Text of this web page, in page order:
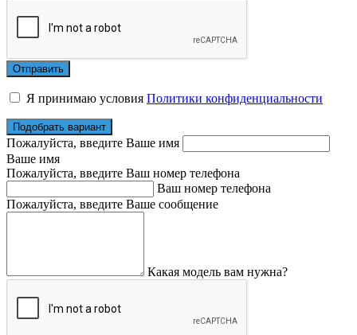
Я принимаю условия Политики конфиденциальности
Подобрать вариант
Пожалуйста, введите Ваше имя
Ваше имя
Пожалуйста, введите Ваш номер телефона
Ваш номер телефона
Пожалуйста, введите Ваше сообщение
Какая модель вам нужна?